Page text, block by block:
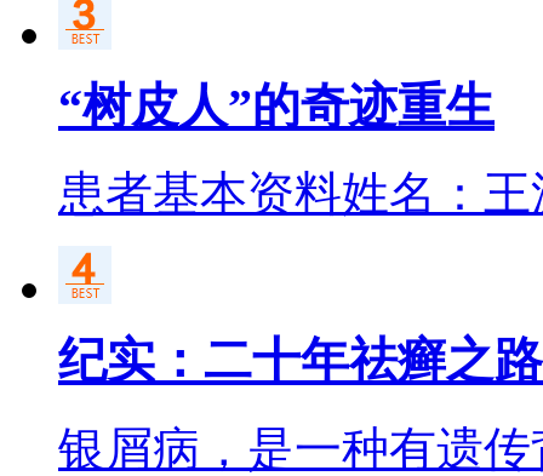
“树皮人”的奇迹重生
患者基本资料姓名：
纪实：二十年祛癣之路
银屑病，是一种有遗传